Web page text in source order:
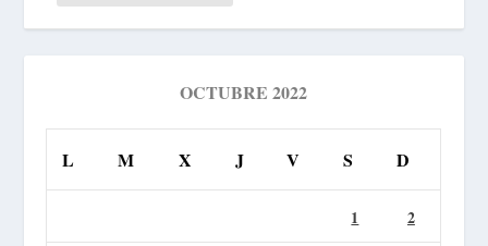
OCTUBRE 2022
L M X J V S D
1 2